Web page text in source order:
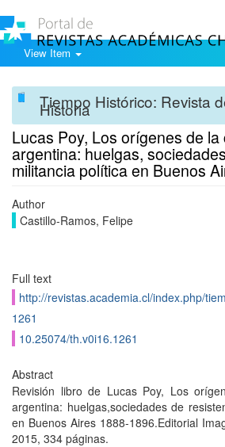
View Item
Tiempo Histórico: Revista
Historia
Lucas Poy, Los orígenes de
argentina: huelgas,
militancia política en Buenos
Author
Castillo-Ramos, Felipe
Full text
http://revistas.academia.cl/index.php/
1261
10.25074/th.v0i16.1261
Abstract
Revisión libro de Lucas Poy, Los
argentina: huelgas,sociedades de
en Buenos Aires 1888-1896.Editorial
2015, 334 páginas.